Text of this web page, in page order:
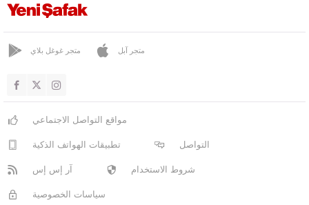
قرشهير
كوتاهيا
مالاطيا
مانيسا
متجر غوغل بلاي متجر آبل
مواقع التواصل الاجتماعي
تطبيقات الهواتف الذكية التواصل
آر إس إس شروط الاستخدام
سياسات الخصوصية